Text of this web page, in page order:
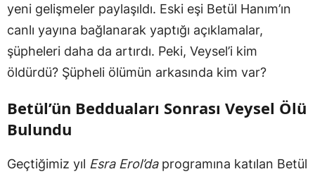
yeni gelişmeler paylaşıldı. Eski eşi Betül Hanım’ın
canlı yayına bağlanarak yaptığı açıklamalar,
şüpheleri daha da artırdı. Peki, Veysel’i kim
öldürdü? Şüpheli ölümün arkasında kim var?
Betül’ün Bedduaları Sonrası Veysel Ölü
Bulundu
Geçtiğimiz yıl Esra Erol’daprogramına katılan Betül